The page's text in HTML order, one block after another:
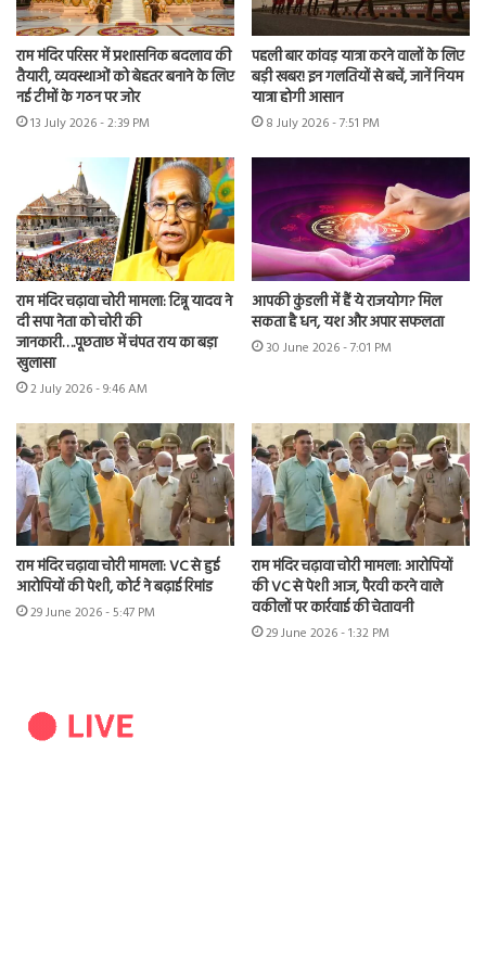
राम मंदिर परिसर में प्रशासनिक बदलाव की
तैयारी, व्यवस्थाओं को बेहतर बनाने के लिए
नई टीमों के गठन पर जोर
13 July 2026 - 2:39 PM
पहली बार कांवड़ यात्रा करने वालों के लिए
बड़ी खबर! इन गलतियों से बचें, जानें नियम
यात्रा होगी आसान
8 July 2026 - 7:51 PM
राम मंदिर चढ़ावा चोरी मामला: टिन्नू यादव ने
दी सपा नेता को चोरी की
जानकारी….पूछताछ में चंपत राय का बड़ा
खुलासा
2 July 2026 - 9:46 AM
आपकी कुंडली में हैं ये राजयोग? मिल
सकता है धन, यश और अपार सफलता
30 June 2026 - 7:01 PM
राम मंदिर चढ़ावा चोरी मामला: VC से हुई
आरोपियों की पेशी, कोर्ट ने बढ़ाई रिमांड
29 June 2026 - 5:47 PM
राम मंदिर चढ़ावा चोरी मामला: आरोपियों
की VC से पेशी आज, पैरवी करने वाले
वकीलों पर कार्रवाई की चेतावनी
29 June 2026 - 1:32 PM